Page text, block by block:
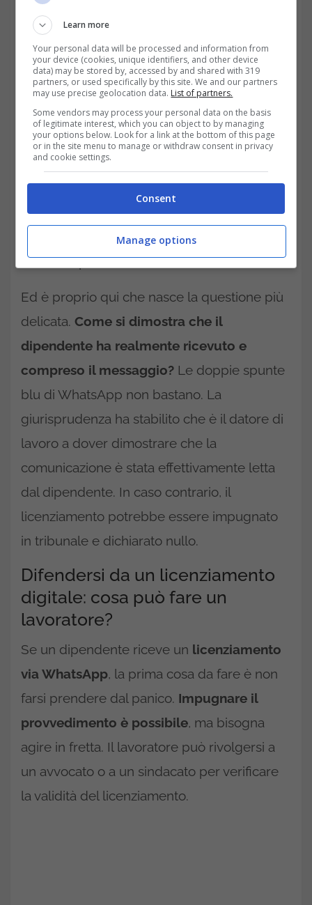
La legge italiana impone che il
licenziamento debba avvenire in forma
scritta
, come stabilito dalla legge 604/1966.
Questo significa che, in teoria, un messaggio
WhatsApp potrebbe essere valido, a patto
che vi sia prova certa della sua ricezione.
Ed è proprio qui che nasce la questione più
delicata. Come si dimostra che il
dipendente ha realmente ricevuto e
compreso il messaggio? Le doppie spunte
blu di WhatsApp non bastano. La
giurisprudenza ha stabilito che è il datore di
lavoro a dover dimostrare che la
comunicazione è stata effettivamente letta
dal dipendente. In caso contrario, il
licenziamento potrebbe essere impugnato
in tribunale e dichiarato nullo.
Difendersi da un licenziamento
digitale: cosa può fare un
lavoratore?
Se un dipendente riceve un licenziamento
via WhatsApp, la prima cosa da fare è non
farsi prendere dal panico. Impugnare il
provvedimento è possibile, ma bisogna
agire in fretta. Il lavoratore può rivolgersi a
un avvocato o a un sindacato per verificare
la validità del licenziamento.
Learn more
Your personal data will be processed and information from
your device (cookies, unique identifiers, and other device
data) may be stored by, accessed by and shared with 319
partners, or used specifically by this site. We and our partners
may use precise geolocation data. List of partners.
Some vendors may process your personal data on the basis
of legitimate interest, which you can object to by managing
your options below. Look for a link at the bottom of this page
or in the site menu to manage or withdraw consent in privacy
and cookie settings.
Consent
Manage options